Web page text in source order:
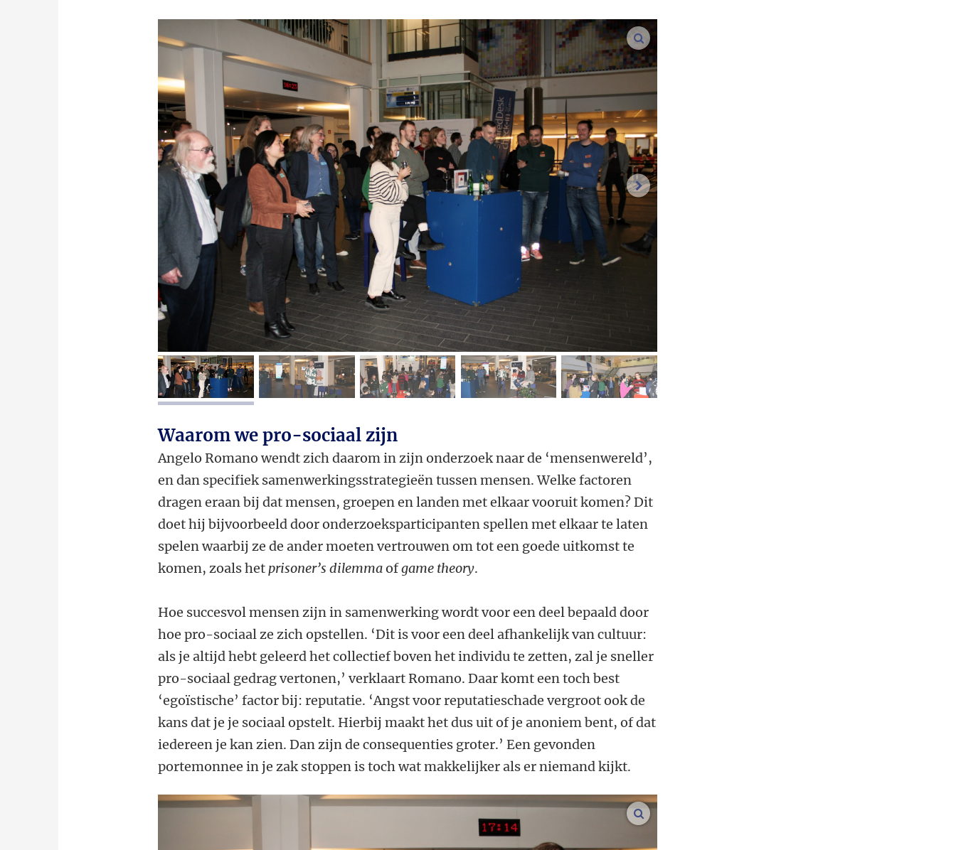
vergroot afbeeldingen
volgende afbeelding
afbeelding 1 afbeelding 2 afbeelding 3 afbeelding 4 afbeelding 5
Waarom we pro-sociaal zijn
Angelo Romano wendt zich daarom in zijn onderzoek naar de ‘mensenwereld’,
en dan specifiek samenwerkingsstrategieën tussen mensen. Welke factoren
dragen eraan bij dat mensen, groepen en landen met elkaar vooruit komen? Dit
doet hij bijvoorbeeld door onderzoeksparticipanten spellen met elkaar te laten
spelen waarbij ze de ander moeten vertrouwen om tot een goede uitkomst te
komen, zoals het prisoner’s dilemmaofgame theory.
Hoe succesvol mensen zijn in samenwerking wordt voor een deel bepaald door
hoe pro-sociaal ze zich opstellen. ‘Dit is voor een deel afhankelijk van cultuur:
als je altijd hebt geleerd het collectief boven het individu te zetten, zal je sneller
pro-sociaal gedrag vertonen,’ verklaart Romano. Daar komt een toch best
‘egoïstische’ factor bij: reputatie. ‘Angst voor reputatieschade vergroot ook de
kans dat je je sociaal opstelt. Hierbij maakt het dus uit of je anoniem bent, of dat
iedereen je kan zien. Dan zijn de consequenties groter.’ Een gevonden
portemonnee in je zak stoppen is toch wat makkelijker als er niemand kijkt.
vergroot afbeeldingen